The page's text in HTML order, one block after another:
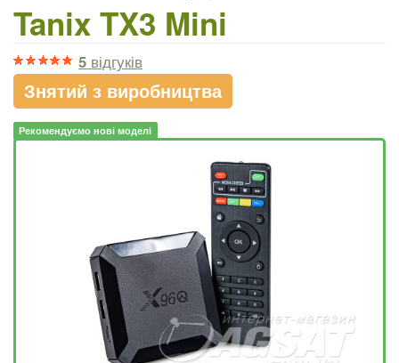
Tanix TX3 Mini
5 відгуків
Знятий з виробництва
Рекомендуємо нові моделі